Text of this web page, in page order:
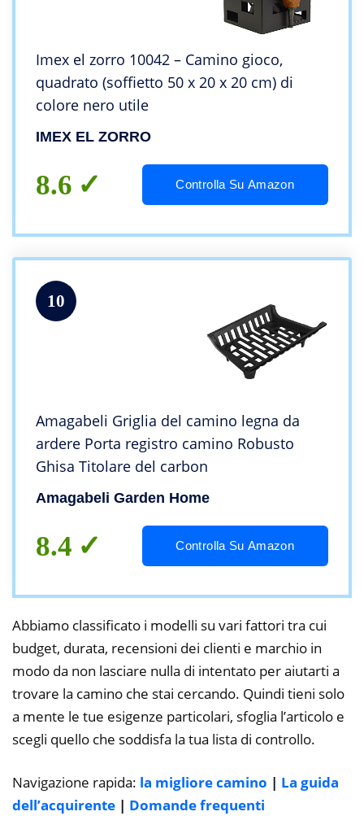
Imex el zorro 10042 – Camino gioco,
quadrato (soffietto 50 x 20 x 20 cm) di
colore nero utile
IMEX EL ZORRO
8.6 Controlla Su Amazon
10
Amagabeli Griglia del camino legna da
ardere Porta registro camino Robusto
Ghisa Titolare del carbon
Amagabeli Garden Home
8.4 Controlla Su Amazon
Abbiamo classificato i modelli su vari fattori tra cui
budget, durata, recensioni dei clienti e marchio in
modo da non lasciare nulla di intentato per aiutarti a
trovare la camino che stai cercando. Quindi tieni solo
a mente le tue esigenze particolari, sfoglia l’articolo e
scegli quello che soddisfa la tua lista di controllo.
Navigazione rapida: la migliore camino | La guida
dell’acquirente | Domande frequenti